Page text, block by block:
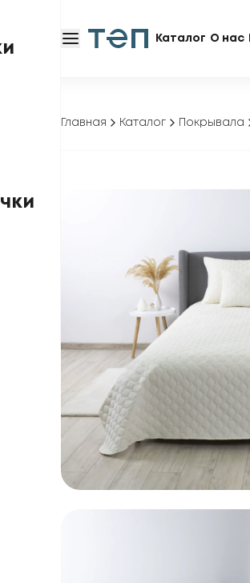
Каталог О нас
Главная Каталог Покрывала